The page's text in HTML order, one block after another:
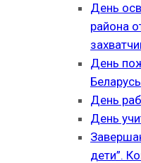
День
района
День
Беларусь
День
День
дети”.